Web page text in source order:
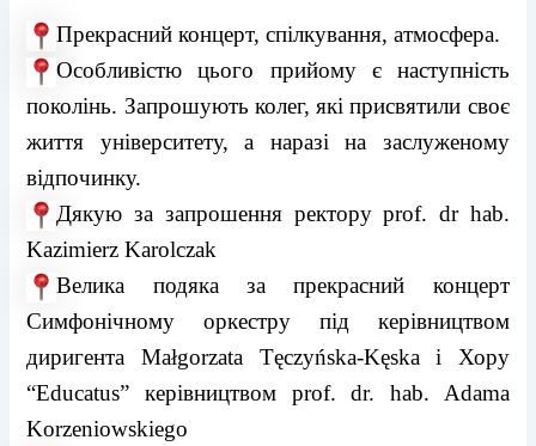
Прекрасний концерт, спілкування, атмосфера.
Особливістю цього прийому є наступність
поколінь. Запрошують колег, які присвятили своє
життя університету, а наразі на заслуженому
відпочинку.
Дякую за запрошення ректору prof. dr hab.
Kazimierz Karolczak
Велика подяка за прекрасний концерт
Симфонічному оркестру під керівництвом
диригента Małgorzata Tęczyńska-Kęskaі Хору
“Educatus” керівництвом prof. dr. hab. Adama
Korzeniowskiego